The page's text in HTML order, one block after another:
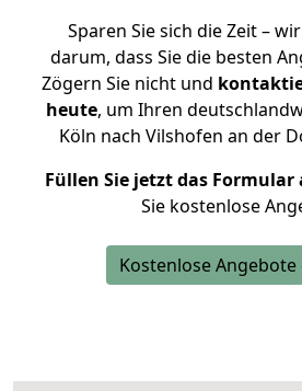
Sparen Sie sich die Zeit –
darum, dass Sie die besten
Zögern Sie nicht und
heute, um Ihren
Köln nach Vilshofen an der
Füllen Sie jetzt das Formular
Sie kostenlose
Kostenlose